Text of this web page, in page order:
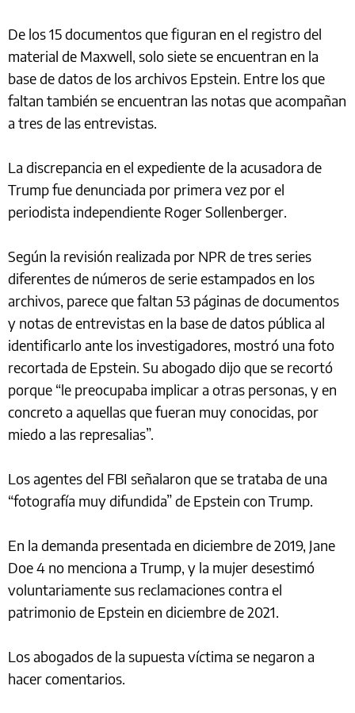
De los 15 documentos que figuran en el registro del
material de Maxwell, solo siete se encuentran en la
base de datos de los archivos Epstein. Entre los que
faltan también se encuentran las notas que acompañan
a tres de las entrevistas.
La discrepancia en el expediente de la acusadora de
Trump fue denunciada por primera vez por el
periodista independiente Roger Sollenberger.
Según la revisión realizada por NPR de tres series
diferentes de números de serie estampados en los
archivos, parece que faltan 53 páginas de documentos
y notas de entrevistas en la base de datos pública al
identificarlo ante los investigadores, mostró una foto
recortada de Epstein. Su abogado dijo que se recortó
porque “le preocupaba implicar a otras personas, y en
concreto a aquellas que fueran muy conocidas, por
miedo a las represalias”.
Los agentes del FBI señalaron que se trataba de una
“fotografía muy difundida” de Epstein con Trump.
En la demanda presentada en diciembre de 2019, Jane
Doe 4 no menciona a Trump, y la mujer desestimó
voluntariamente sus reclamaciones contra el
patrimonio de Epstein en diciembre de 2021.
Los abogados de la supuesta víctima se negaron a
hacer comentarios.